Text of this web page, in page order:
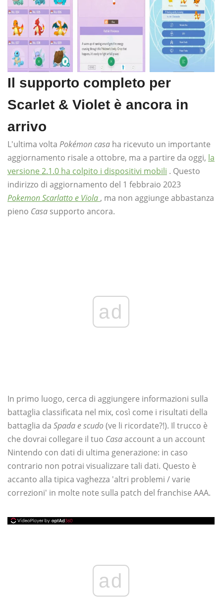
Il supporto completo per
Scarlet & Violet è ancora in
arrivo
L'ultima volta Pokémon casa ha ricevuto un importante
aggiornamento risale a ottobre, ma a partire da oggi, la
versione 2.1.0 ha colpito i dispositivi mobili . Questo
indirizzo di aggiornamento del 1 febbraio 2023
Pokemon Scarlatto e Viola , ma non aggiunge abbastanza
pieno Casa supporto ancora.
ad
In primo luogo, cerca di aggiungere informazioni sulla
battaglia classificata nel mix, così come i risultati della
battaglia da Spada e scudo(ve li ricordate?!). Il trucco è
che dovrai collegare il tuo Casaaccount a un account
Nintendo con dati di ultima generazione: in caso
contrario non potrai visualizzare tali dati. Questo è
accanto alla tipica vaghezza 'altri problemi / varie
correzioni' in molte note sulla patch del franchise AAA.
ad